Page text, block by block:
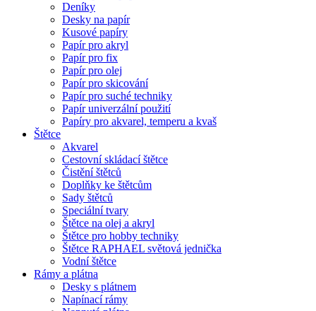
Deníky
Desky na papír
Kusové papíry
Papír pro akryl
Papír pro fix
Papír pro olej
Papír pro skicování
Papír pro suché techniky
Papír univerzální použití
Papíry pro akvarel, temperu a kvaš
Štětce
Akvarel
Cestovní skládací štětce
Čistění štětců
Doplňky ke štětcům
Sady štětců
Speciální tvary
Štětce na olej a akryl
Štětce pro hobby techniky
Štětce RAPHAEL světová jednička
Vodní štětce
Rámy a plátna
Desky s plátnem
Napínací rámy